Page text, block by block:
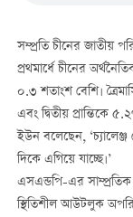
সম্প্রতি চীনের জাতীয়
প্রথমার্ধে চীনের
০.৩ শতাংশ বেশি।
এবং দ্বিতীয় প্রান্তিকে
ইউন বলেছেন, ‘চ্যালেঞ্জ
দিকে এগিয়ে যাচ্ছে।’
এসএন্ডপি-এর সাম্প্রতিক
স্থিতিশীল আউটলুক